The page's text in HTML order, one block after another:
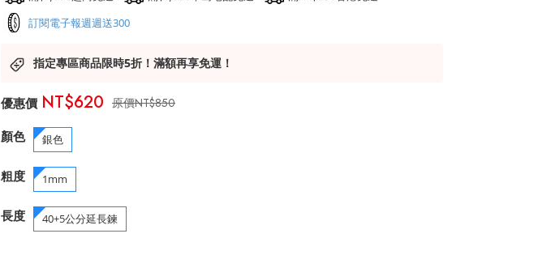
訂閱電子報週週送300
指定專區商品限時5折！滿額再享免運！
NT$850
NT$620
顏色 銀色
粗度 1mm
長度 40+5公分延長鍊